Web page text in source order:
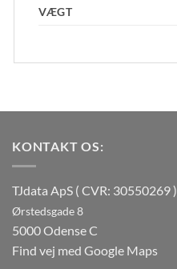
VÆGT
KONTAKT OS:
TJdata ApS ( CVR: 30550269 )
Ørstedsgade 8
5000 Odense C
Find vej med Google Maps